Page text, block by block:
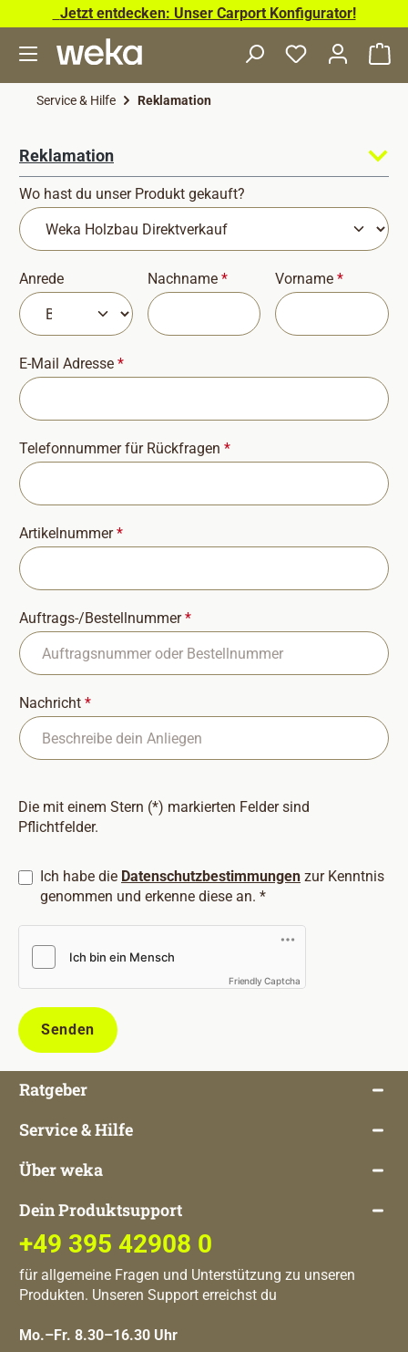
Zum Hauptinhalt springen
Jetzt entdecken: Unser Carport Konfigurator!
Service & Hilfe Reklamation
Reklamation
Wo hast du unser Produkt gekauft?
Anrede Nachname * Vorname*
E-Mail Adresse *
Telefonnummer für Rückfragen *
Artikelnummer*
Auftrags-/Bestellnummer*
Nachricht *
Die mit einem Stern (*) markierten Felder sind
Pflichtfelder.
Ich habe die Datenschutzbestimmungen zur Kenntnis
genommen und erkenne diese an. *
Friendly Captcha
Senden
Ratgeber
Service & Hilfe
Über weka
Dein Produktsupport
+49 395 42908 0
für allgemeine Fragen und Unterstützung zu unseren
Produkten. Unseren Support erreichst du
Mo.–Fr. 8.30–16.30 Uhr